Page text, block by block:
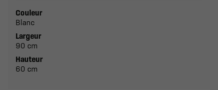
Couleur
Blanc
Largeur
90 cm
Hauteur
60 cm